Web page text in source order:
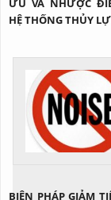
ƯU VÀ NHƯỢC
HỆ THỐNG THỦY
BIỆN PHÁP GIẢM